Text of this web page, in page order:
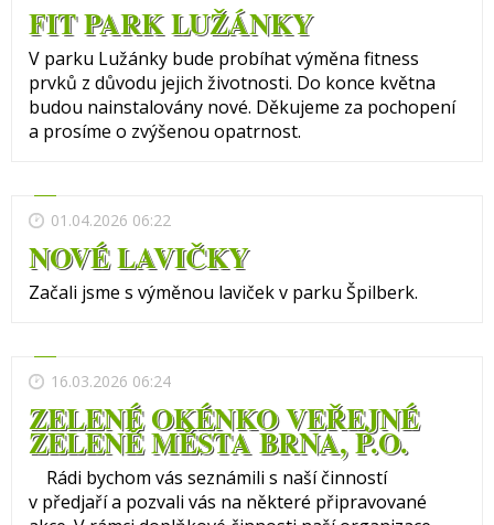
FIT PARK LUŽÁNKY
V parku Lužánky bude probíhat výměna fitness
prvků z důvodu jejich životnosti. Do konce května
budou nainstalovány nové. Děkujeme za pochopení
a prosíme o zvýšenou opatrnost.
01.04.2026 06:22
NOVÉ LAVIČKY
Začali jsme s výměnou laviček v parku Špilberk.
16.03.2026 06:24
ZELENÉ OKÉNKO VEŘEJNÉ
ZELENĚ MĚSTA BRNA, P.O.
Rádi bychom vás seznámili s naší činností
v předjaří a pozvali vás na některé připravované